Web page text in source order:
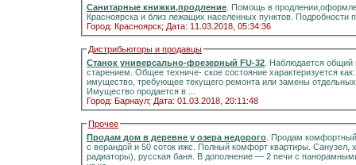
Санитарные книжки,продление . Помощь в
Красноярска и близ лежащих населенных пунктов.
Город: Красноярск; Дата: 11.03.2018, 05:34:36
Дистрибьюторы и продавцы
Станок универсально-фрезерный FU-32 . Наблюдается
старением. Общее техниче- ское состояние характеризуется
имущество, требующее текущего ремонта или замены
Имущество продается в ...
Город: Барнаул; Дата: 01.03.2018, 20:11:48
Прочее
Продам дом в деревне у озера недорого . Продам комфортный
с верандой и 50 соток ижс. Полный комфорт квартиры. Санузел, холодная и горячая вода,
радиаторы), русская баня. В дополнение — 2 печи с панорамными стёклами.Информация на портале домиклайт.Вода